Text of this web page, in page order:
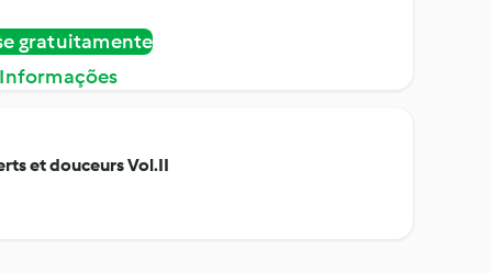
gratuitamente
et douceurs Vol.II